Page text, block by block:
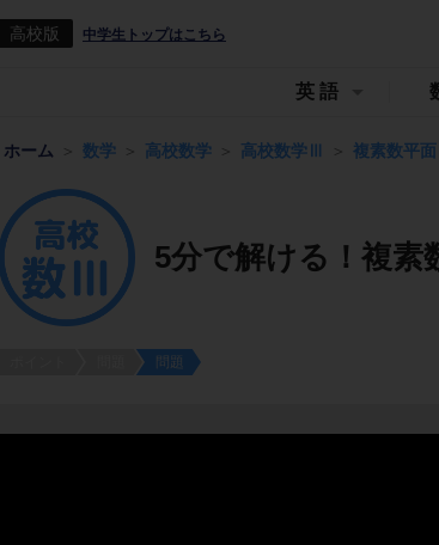
高校版 中学生トップはこちら
英語
ホーム 数学 高校数学 高校数学Ⅲ 複素数平面
5分で解ける！複素
問題